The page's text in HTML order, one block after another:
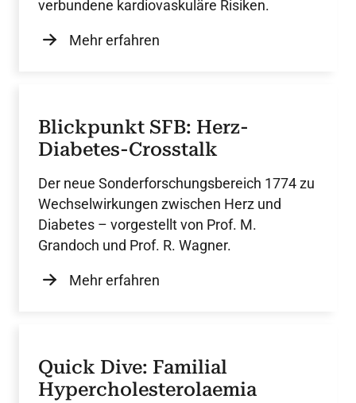
verbundene kardiovaskuläre Risiken.
Mehr erfahren
Blickpunkt SFB: Herz-
Diabetes-Crosstalk
Der neue Sonderforschungsbereich 1774 zu
Wechselwirkungen zwischen Herz und
Diabetes – vorgestellt von Prof. M.
Grandoch und Prof. R. Wagner.
Mehr erfahren
Quick Dive: Familial
Hypercholesterolaemia